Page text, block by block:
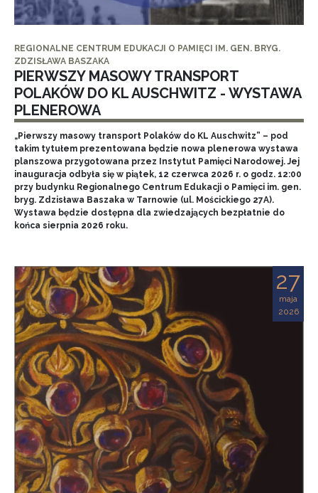
REGIONALNE CENTRUM EDUKACJI O PAMIĘCI IM. GEN. BRYG.
ZDZISŁAWA BASZAKA
PIERWSZY MASOWY TRANSPORT
POLAKÓW DO KL AUSCHWITZ - WYSTAWA
PLENEROWA
„Pierwszy masowy transport Polaków do KL Auschwitz” – pod
takim tytułem prezentowana będzie nowa plenerowa wystawa
planszowa przygotowana przez Instytut Pamięci Narodowej. Jej
inauguracja odbyła się w piątek, 12 czerwca 2026 r. o godz. 12:00
przy budynku Regionalnego Centrum Edukacji o Pamięci im. gen.
bryg. Zdzisława Baszaka w Tarnowie (ul. Mościckiego 27A).
Wystawa będzie dostępna dla zwiedzających bezpłatnie do
końca sierpnia 2026 roku.
27
maja
2026